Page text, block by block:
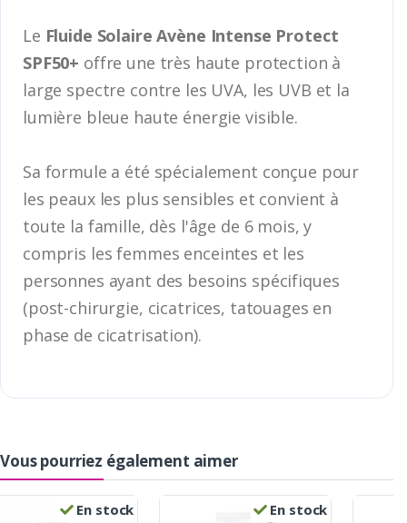
Le Fluide Solaire Avène Intense Protect
SPF50+ offre une très haute protection à
large spectre contre les UVA, les UVB et la
lumière bleue haute énergie visible.
Sa formule a été spécialement conçue pour
les peaux les plus sensibles et convient à
toute la famille, dès l'âge de 6 mois, y
compris les femmes enceintes et les
personnes ayant des besoins spécifiques
(post-chirurgie, cicatrices, tatouages en
phase de cicatrisation).
Vous pourriez également aimer
En stock En stock